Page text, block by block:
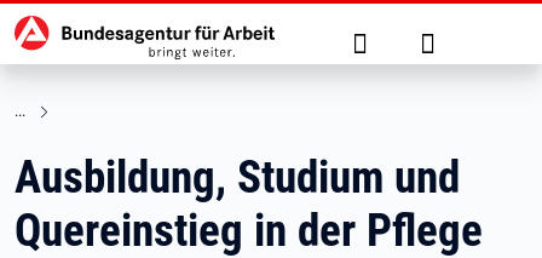
zu den Hauptinhalten springen
Hauptnavigation Suche Anmelden
Ausbildung, Studium und
Quereinstieg in der Pflege